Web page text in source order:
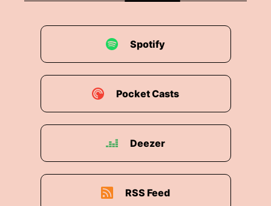
Spotify
Pocket Casts
Deezer
RSS Feed